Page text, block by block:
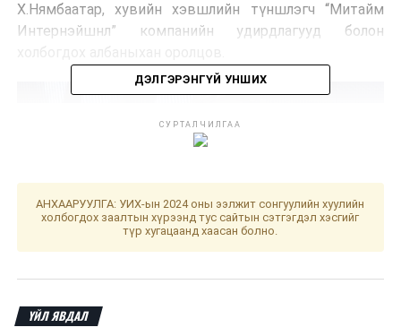
Х.Нямбаатар, хувийн хэвшлийн түншлэгч “Митайм
Интернэйшнл” компанийн удирдлагууд болон
ДЭЛГЭРЭНГҮЙ УНШИХ
СУРТАЛЧИЛГАА
АНХААРУУЛГА: УИХ-ын 2024 оны ээлжит сонгуулийн хуулийн
холбогдох заалтын хүрээнд тус сайтын сэтгэгдэл хэсгийг
түр хугацаанд хаасан болно.
ҮЙЛ ЯВДАЛ